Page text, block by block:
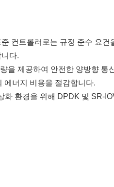
컨트롤러로는 규정 준수 요
다.
제공하여 안전한 양방향
에너지 비용을 절감합니다.
환경을 위해 DPDK 및 SR-